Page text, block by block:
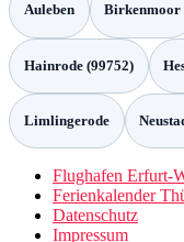
Auleben Birkenmoor
Hainrode (99752)
Limlingerode
Flughafen Erfurt-
Ferienkalender
Datenschutz
Impressum